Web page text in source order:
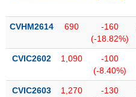
CVHM2614 690
-160
(-18.82%)
CVIC2602 1,090
-100
(-8.40%)
CVIC2603 1,270
-130
tài
chính
Dữ